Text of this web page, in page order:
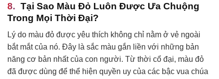
Tại Sao Màu Đỏ Luôn Được Ưa Chuộng
Trong Mọi Thời Đại?
Lý do màu đỏ được yêu thích không chỉ nằm ở vẻ ngoài
bắt mắt của nó. Đây là sắc màu gắn liền với những bản
năng cơ bản nhất của con người. Từ thời cổ đại, màu đỏ
đã được dùng để thể hiện quyền uy của các bậc vua chúa